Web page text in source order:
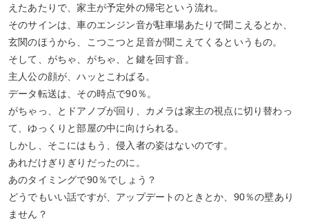
えたあたりで、家主が予定外の帰宅という流れ。
そのサインは、車のエンジン音が駐車場あたりで聞こえるとか、
玄関のほうから、こつこつと足音が聞こえてくるというもの。
そして、がちゃ、がちゃ、と鍵を回す音。
主人公の顔が、ハッとこわばる。
データ転送は、その時点で90％。
がちゃっ、とドアノブが回り、カメラは家主の視点に切り替わっ
て、ゆっくりと部屋の中に向けられる。
しかし、そこにはもう、侵入者の姿はないのです。
あれだけぎりぎりだったのに。
あのタイミングで90％でしょう？
どうでもいい話ですが、アップデートのときとか、90％の壁あり
ません？